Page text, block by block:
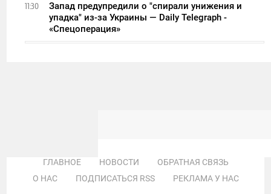
11:30
Запад предупредили о "спирали унижения и
упадка" из-за Украины — Daily Telegraph -
«Спецоперация»
ГЛАВНОЕ НОВОСТИ
ОБРАТНАЯ СВЯЗЬ
О НАС
ПОДПИСАТЬСЯ RSS РЕКЛАМА У НАС